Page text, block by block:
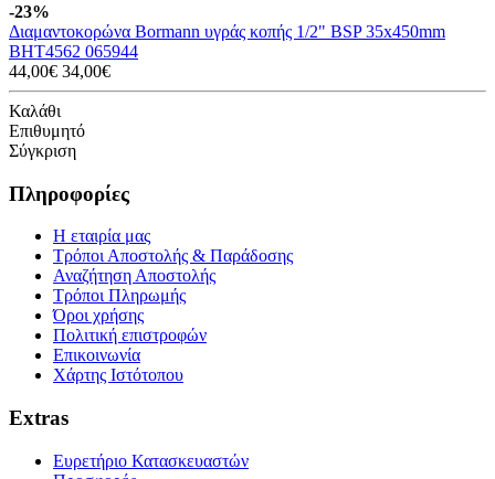
-23%
Διαμαντοκορώνα Bormann υγράς κοπής 1/2" BSP 35x450mm
BHT4562 065944
44,00€ 34,00€
Καλάθι
Επιθυμητό
Σύγκριση
Πληροφορίες
Η εταιρία μας
Τρόποι Αποστολής & Παράδοσης
Αναζήτηση Αποστολής
Τρόποι Πληρωμής
Όροι χρήσης
Πολιτική επιστροφών
Επικοινωνία
Χάρτης Ιστότοπου
Extras
Ευρετήριο Κατασκευαστών